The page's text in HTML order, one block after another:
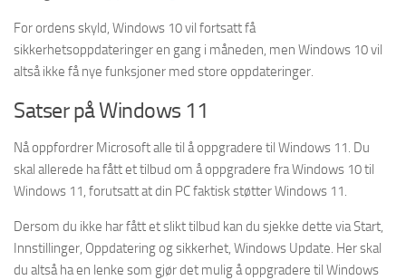
For ordens skyld, Windows 10 vil fortsatt få
sikkerhetsoppdateringer en gang i måneden, men Windows 10 vil
altså ikke få nye funksjoner med store oppdateringer.
Satser på Windows 11
Nå oppfordrer Microsoft alle til å oppgradere til Windows 11. Du
skal allerede ha fått et tilbud om å oppgradere fra Windows 10 til
Windows 11, forutsatt at din PC faktisk støtter Windows 11.
Dersom du ikke har fått et slikt tilbud kan du sjekke dette via Start,
Innstillinger, Oppdatering og sikkerhet, Windows Update. Her skal
du altså ha en lenke som gjør det mulig å oppgradere til Windows